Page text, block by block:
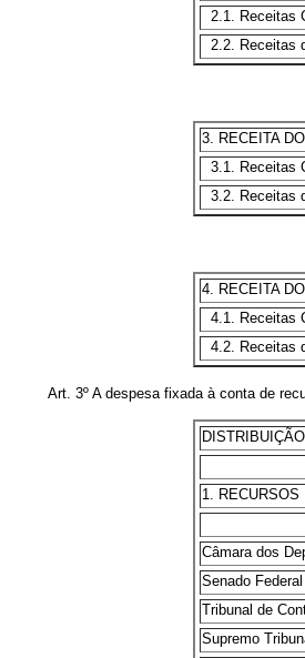
2.1. Receitas
2.2. Receitas
3. RECEITA
3.1. Receitas
3.2. Receitas
4. RECEITA
4.1. Receitas
4.2. Receitas
Art. 3º A despesa fixada à conta de
1. RECURSOS
Câmara dos
Senado Federal
Tribunal de
Supremo